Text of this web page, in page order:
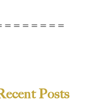
＝＝＝＝＝＝＝
Posts